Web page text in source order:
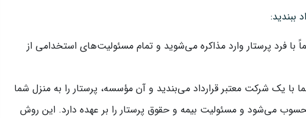
ببندید:
با فرد پرستار وارد مذاکره می‌شوید و تمام مسئولیت‌های استخدامی از
با یک شرکت معتبر قرارداد می‌بندید و آن مؤسسه، پرستار را به منزل شما
می‌شود و مسئولیت بیمه و حقوق پرستار را بر عهده دارد. این روش